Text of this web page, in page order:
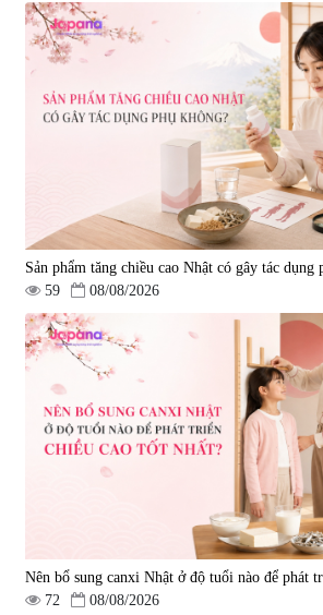
Sản phẩm tăng chiều cao Nhật có gây tác dụng
59
08/08/2026
Nên bổ sung canxi Nhật ở độ tuổi nào để phát
72
08/08/2026